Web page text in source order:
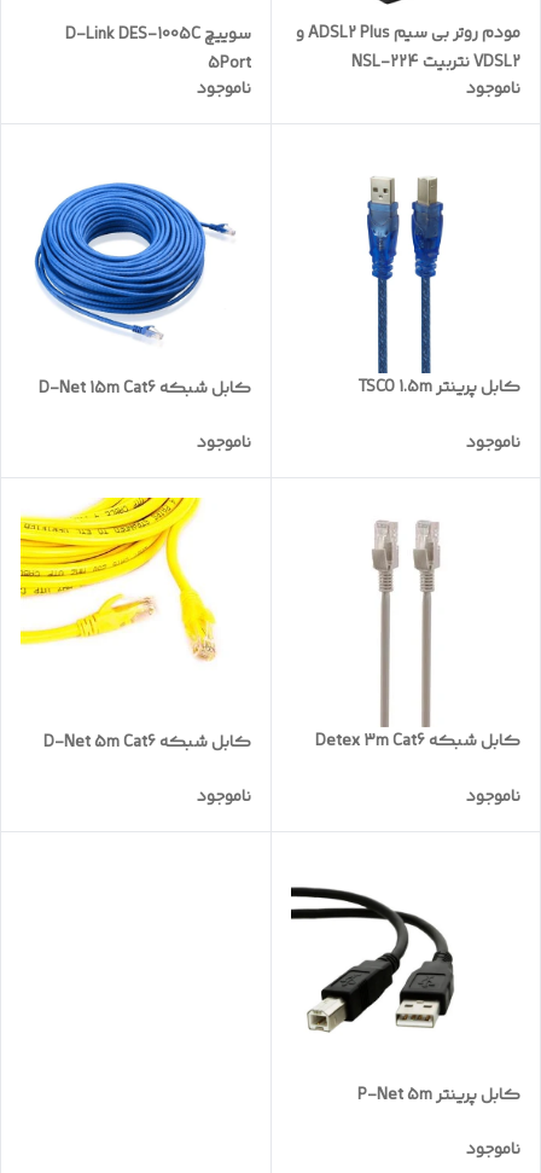
مودم روتر بی سیم ADSL2 Plus و
VDSL2 نتربیت NSL-224
ناموجود
سوییچ D-Link DES-1005C
5Port
ناموجود
کابل پرینتر TSCO 1.5m
ناموجود
کابل شبکه D-Net 15m Cat6
ناموجود
کابل شبکه Detex 3m Cat6
ناموجود
کابل شبکه D-Net 5m Cat6
ناموجود
کابل پرینتر P-Net 5m
ناموجود